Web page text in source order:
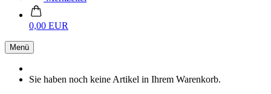
0,00 EUR
Menü
Sie haben noch keine Artikel in Ihrem Warenkorb.